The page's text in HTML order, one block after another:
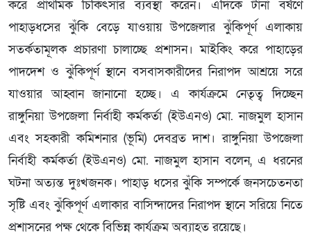
করে প্রাথমিক চিকিৎসার ব্যবস্থা করেন। এদিকে টানা বর্ষণে
পাহাড়ধসের ঝুঁকি বেড়ে যাওয়ায় উপজেলার ঝুঁকিপূর্ণ এলাকায়
সতর্কতামূলক প্রচারণা চালাচ্ছে প্রশাসন। মাইকিং করে পাহাড়ের
পাদদেশ ও ঝুঁকিপূর্ণ স্থানে বসবাসকারীদের নিরাপদ আশ্রয়ে সরে
যাওয়ার আহ্বান জানানো হচ্ছে। এ কার্যক্রমে নেতৃত্ব দিচ্ছেন
রাঙ্গুনিয়া উপজেলা নির্বাহী কর্মকর্তা (ইউএনও) মো. নাজমুল হাসান
এবং সহকারী কমিশনার (ভূমি) দেবব্রত দাশ। রাঙ্গুনিয়া উপজেলা
নির্বাহী কর্মকর্তা (ইউএনও) মো. নাজমুল হাসান বলেন, এ ধরনের
ঘটনা অত্যন্ত দুঃখজনক। পাহাড় ধসের ঝুঁকি সম্পর্কে জনসচেতনতা
সৃষ্টি এবং ঝুঁকিপূর্ণ এলাকার বাসিন্দাদের নিরাপদ স্থানে সরিয়ে নিতে
প্রশাসনের পক্ষ থেকে বিভিন্ন কার্যক্রম অব্যাহত রয়েছে।